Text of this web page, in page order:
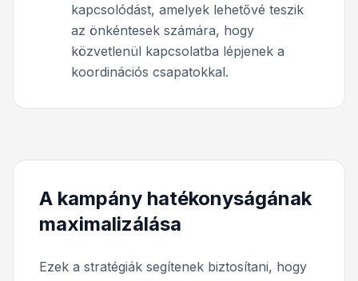
kapcsolódást, amelyek lehetővé teszik
az önkéntesek számára, hogy
közvetlenül kapcsolatba lépjenek a
koordinációs csapatokkal.
A kampány hatékonyságának
maximalizálása
Ezek a stratégiák segítenek biztosítani, hogy